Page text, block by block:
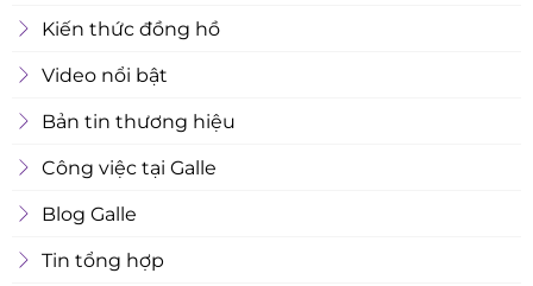
Kiến thức đồng hồ
Video nổi bật
Bản tin thương hiệu
Công việc tại Galle
Blog Galle
Tin tổng hợp